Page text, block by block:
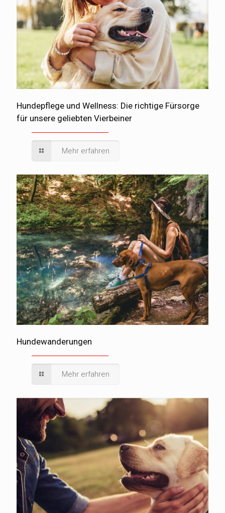
Hundepflege und Wellness: Die richtige Fürsorge
für unsere geliebten Vierbeiner
Mehr erfahren
Hundewanderungen
Mehr erfahren